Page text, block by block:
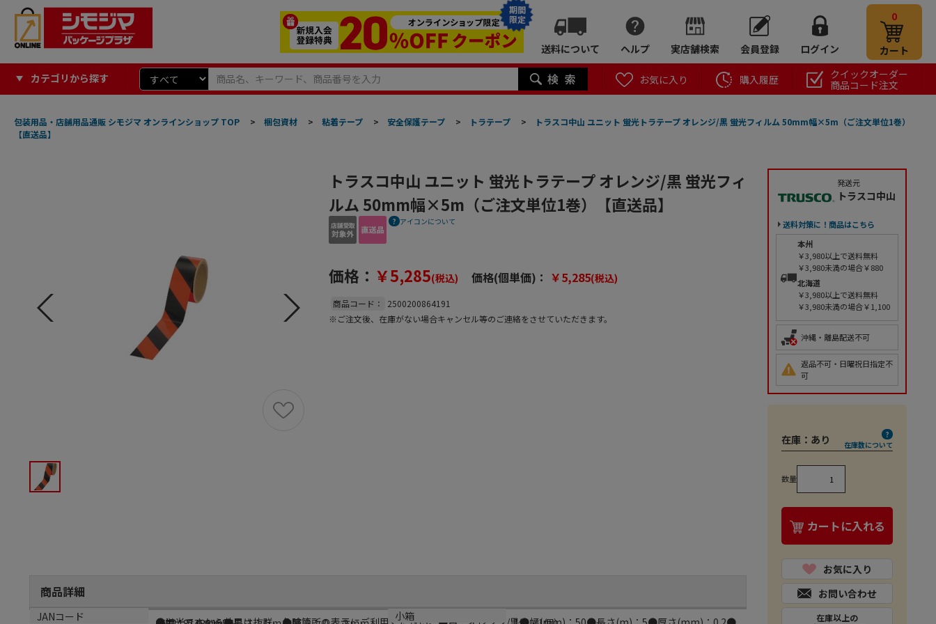
期間
限定
送料について ヘルプ 実店舗検索 会員登録 ログイン
0
カート
カテゴリから探す お気に入り 購入履歴
クイックオーダー
商品コード注文
包装用品・店舗用品通販 シモジマ オンラインショップ TOP > 梱包資材 > 粘着テープ > 安全保護テープ > トラテープ >
トラスコ中山 ユニット 蛍光トラテープ オレンジ/黒 蛍光フィルム 50mm幅×5m（ご注文単位1巻）
【直送品】
トラスコ中山 ユニット 蛍光トラテープ オレンジ/黒 蛍光フィ
ルム 50mm幅×5m（ご注文単位1巻）【直送品】
アイコンについて
価格： ￥5,285(税込) 価格(個単価)： ￥5,285(税込)
商品コード：
2500200864191
※ご注文後、在庫がない場合キャンセル等のご連絡をさせていただきます。
商品詳細
商品説明
サイズ 小箱
JANコード
発送元
トラスコ中山
送料対策に！商品はこちら
本州
￥3,980以上で送料無料
￥3,980未満の場合￥880
北海道
￥3,980以上で送料無料
￥3,980未満の場合￥1,100
沖縄・離島配送不可
返品不可・日曜祝日指定不
可
在庫： あり 在庫数について
数量
カートに入れる
お気に入り
お問い合わせ
在庫以上の